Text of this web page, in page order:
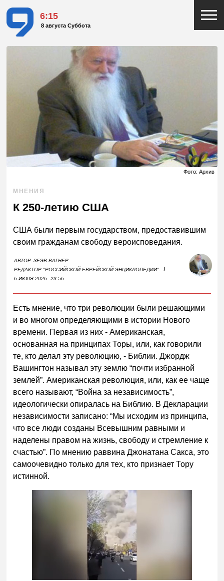
6:15
8 августа Суббота
Фото: Архив
МНЕНИЯ
К 250-летию США
США были первым государством, предоставившим
своим гражданам свободу вероисповедания.
АВТОР:ЗЕЭВ ВАГНЕР
РЕДАКТОР "РОССИЙСКОЙ ЕВРЕЙСКОЙ ЭНЦИКЛОПЕДИИ".
I
6 ИЮЛЯ 2026 23:56
Есть мнение, что три революции были решающими
и во многом определяющими в истории Нового
времени. Первая из них - Американская,
основанная на принципах Торы, или, как говорили
те, кто делал эту революцию, - Библии. Джордж
Вашингтон называл эту землю “почти избранной
землей”. Американская революция, или, как ее чаще
всего называют, “Война за независимость”,
идеологически опиралась на Библию. В Декларации
независимости записано: “Мы исходим из принципа,
что все люди созданы Всевышним равными и
наделены правом на жизнь, свободу и стремление к
счастью”. По мнению раввина Джонатана Сакса, это
самоочевидно только для тех, кто признает Тору
истинной.